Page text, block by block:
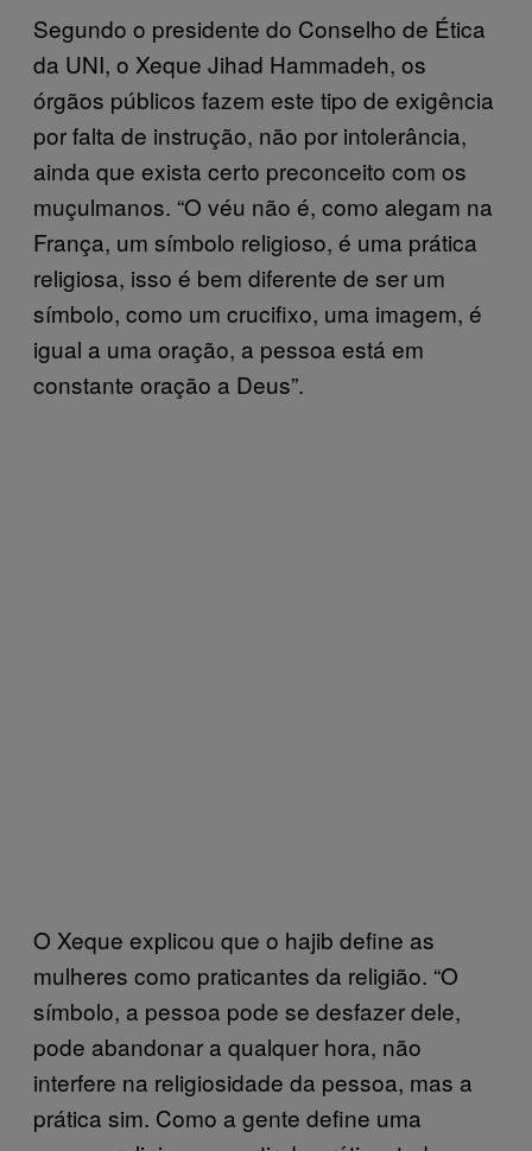
Segundo o presidente do Conselho de Ética
da UNI, o Xeque Jihad Hammadeh, os
órgãos públicos fazem este tipo de exigência
por falta de instrução, não por intolerância,
ainda que exista certo preconceito com os
muçulmanos. “O véu não é, como alegam na
França, um símbolo religioso, é uma prática
religiosa, isso é bem diferente de ser um
símbolo, como um crucifixo, uma imagem, é
igual a uma oração, a pessoa está em
constante oração a Deus”.
O Xeque explicou que o hajib define as
mulheres como praticantes da religião. “O
símbolo, a pessoa pode se desfazer dele,
pode abandonar a qualquer hora, não
interfere na religiosidade da pessoa, mas a
prática sim. Como a gente define uma